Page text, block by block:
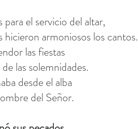
el servicio del altar,
hicieron armoniosos los cantos.
las fiestas
las solemnidades.
desde el alba
del Señor.